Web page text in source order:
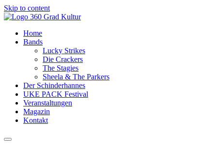
Skip to content
Home
Bands
Lucky Strikes
Die Crackers
The Stagies
Sheela & The Parkers
Der Schinderhannes
UKE PACK Festival
Veranstaltungen
Magazin
Kontakt